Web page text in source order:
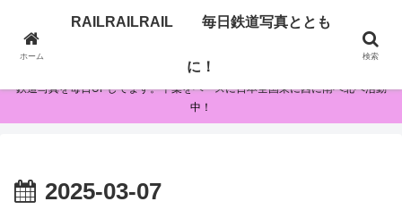
RAILRAILRAIL 毎日鉄道写真とともに！
鉄道写真を毎日UPしてます。千葉をベースに日本全国東に西に南へ北へ活動
中！
2025-03-07
ホーム
RAILRAILRAIL 毎日鉄道写真ととも
に！
検索